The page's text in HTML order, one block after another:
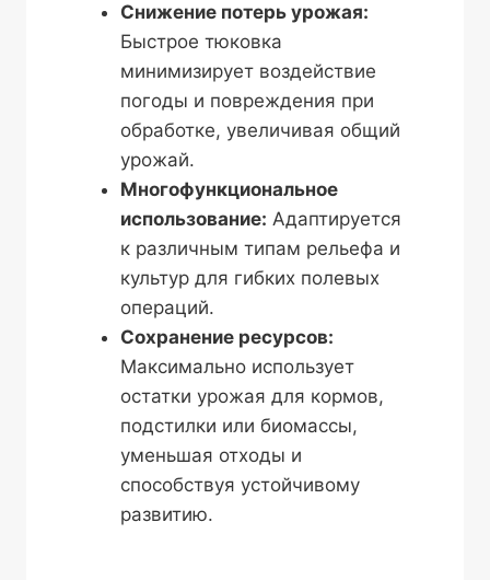
Снижение потерь урожая:
Быстрое тюковка
минимизирует воздействие
погоды и повреждения при
обработке, увеличивая общий
урожай.
Многофункциональное
использование: Адаптируется
к различным типам рельефа и
культур для гибких полевых
операций.
Сохранение ресурсов:
Максимально использует
остатки урожая для кормов,
подстилки или биомассы,
уменьшая отходы и
способствуя устойчивому
развитию.